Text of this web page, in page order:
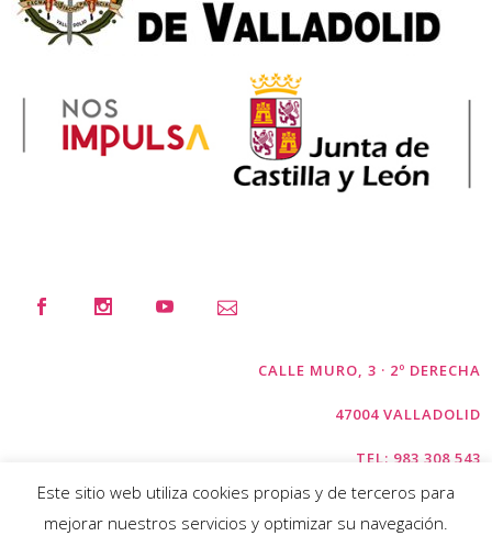
CALLE MURO, 3 · 2º DERECHA
47004 VALLADOLID
TEL: 983 308 543
FECOSVA @ FECOSVA.COM
Este sitio web utiliza cookies propias y de terceros para
mejorar nuestros servicios y optimizar su navegación.